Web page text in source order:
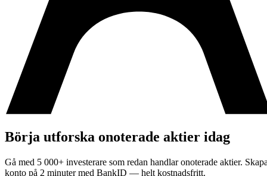
Börja utforska onoterade aktier idag
Gå med 5 000+ investerare som redan handlar onoterade aktier.
konto på 2 minuter med BankID — helt kostnadsfritt.